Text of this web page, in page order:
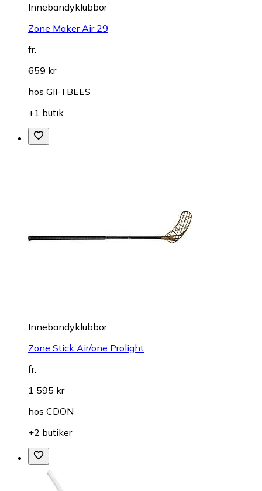
Innebandyklubbor
Zone Maker Air 29
fr.
659 kr
hos GIFTBEES
+1 butik
Innebandyklubbor
Zone Stick Air/one Prolight
fr.
1 595 kr
hos CDON
+2 butiker